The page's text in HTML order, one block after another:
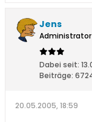
Jens
Administrator
Dabei seit:
Beiträge:
20.05.2005, 18:59